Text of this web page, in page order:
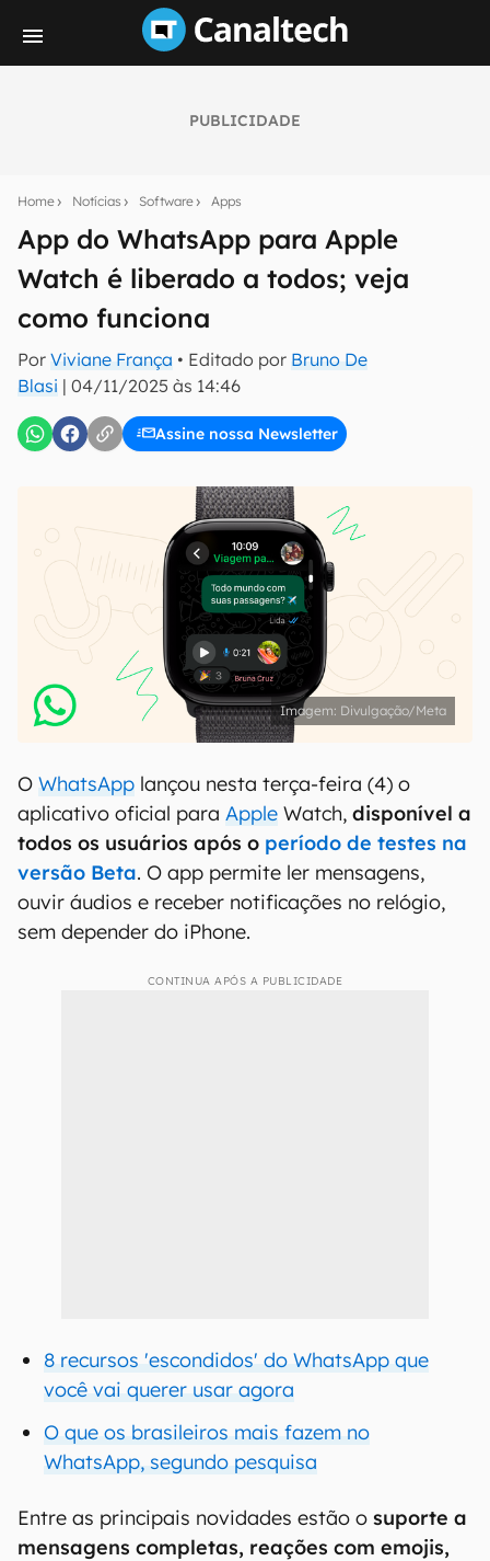
PUBLICIDADE
Home Notícias Software Apps
App do WhatsApp para Apple
Watch é liberado a todos; veja
como funciona
Por Viviane França • Editado por Bruno De
Blasi | 04/11/2025 às 14:46
Assine nossa Newsletter
notícias e reviews sobre tecnologia em primeira
mão.
E-mail
inscreva-se
Confirmo que li, aceito e concordo com os Termos de
Uso e Política de Privacidade do Canaltech.
Divulgação/Meta
O WhatsApp lançou nesta terça-feira (4) o
aplicativo oficial para Apple Watch, disponível a
todos os usuários após o período de testes na
versão Beta. O app permite ler mensagens,
ouvir áudios e receber notificações no relógio,
sem depender do iPhone.
CONTINUA APÓS A PUBLICIDADE
8 recursos 'escondidos' do WhatsApp que
você vai querer usar agora
O que os brasileiros mais fazem no
WhatsApp, segundo pesquisa
Entre as principais novidades estão o suporte a
mensagens completas, reações com emojis,